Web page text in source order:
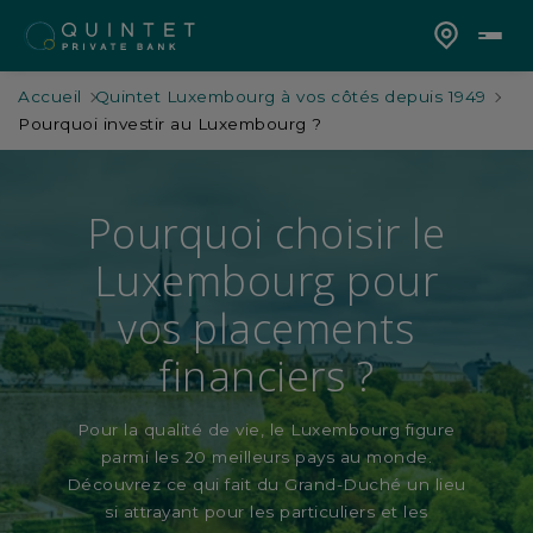
Accueil
Quintet Luxembourg à vos côtés depuis 1949
Pourquoi investir au Luxembourg ?
Pourquoi choisir le
Luxembourg pour
vos placements
financiers ?
Pour la qualité de vie, le Luxembourg figure
parmi les 20 meilleurs pays au monde.
Découvrez ce qui fait du Grand-Duché un lieu
si attrayant pour les particuliers et les